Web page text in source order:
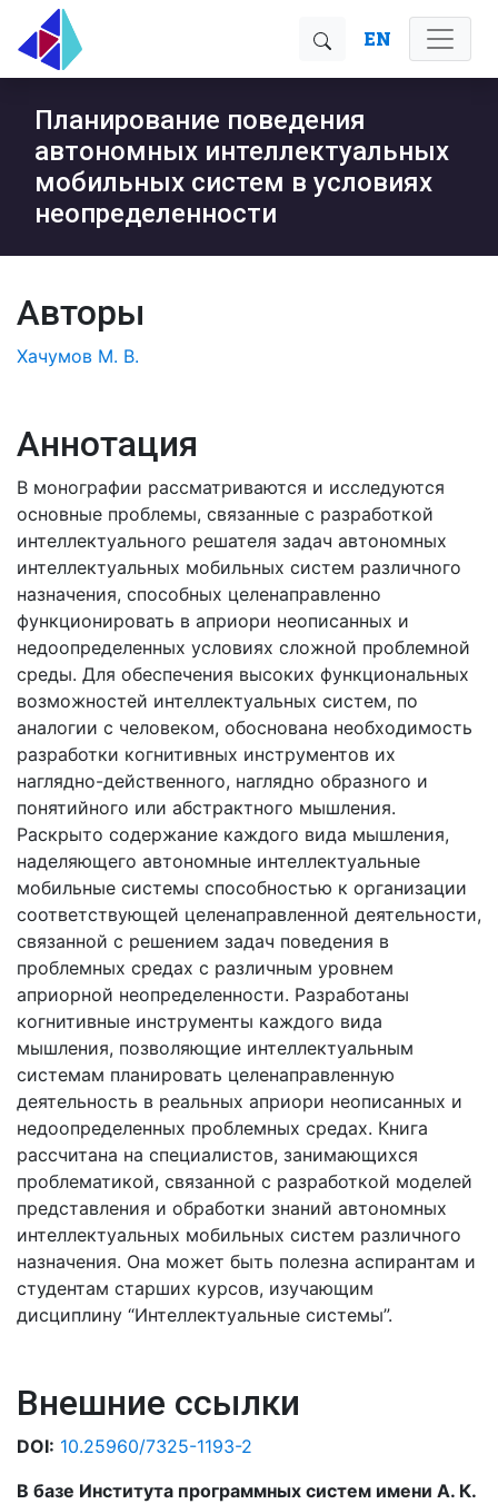
EN
Планирование поведения
автономных интеллектуальных
мобильных систем в условиях
неопределенности
Авторы
Хачумов М. В.
Аннотация
В монографии рассматриваются и исследуются
основные проблемы, связанные с разработкой
интеллектуального решателя задач автономных
интеллектуальных мобильных систем различного
назначения, способных целенаправленно
функционировать в априори неописанных и
недоопределенных условиях сложной проблемной
среды. Для обеспечения высоких функциональных
возможностей интеллектуальных систем, по
аналогии с человеком, обоснована необходимость
разработки когнитивных инструментов их
наглядно-действенного, наглядно образного и
понятийного или абстрактного мышления.
Раскрыто содержание каждого вида мышления,
наделяющего автономные интеллектуальные
мобильные системы способностью к организации
соответствующей целенаправленной деятельности,
связанной с решением задач поведения в
проблемных средах с различным уровнем
априорной неопределенности. Разработаны
когнитивные инструменты каждого вида
мышления, позволяющие интеллектуальным
системам планировать целенаправленную
деятельность в реальных априори неописанных и
недоопределенных проблемных средах. Книга
рассчитана на специалистов, занимающихся
проблематикой, связанной с разработкой моделей
представления и обработки знаний автономных
интеллектуальных мобильных систем различного
назначения. Она может быть полезна аспирантам и
студентам старших курсов, изучающим
дисциплину “Интеллектуальные системы”.
Внешние ссылки
DOI: 10.25960/7325-1193-2
В базе Института программных систем имени А. К.